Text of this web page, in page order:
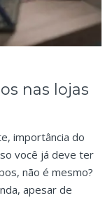
nas lojas
importância do
você já deve ter
não é mesmo?
apesar de